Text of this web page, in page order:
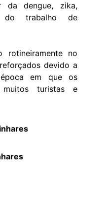
da dengue, zika,
do trabalho de
rotineiramente no
devido a
em que os
muitos turistas e